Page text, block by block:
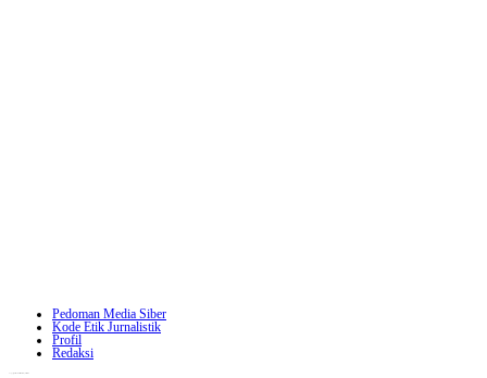
Pedoman Media Siber
Kode Etik Jurnalistik
Profil
Redaksi